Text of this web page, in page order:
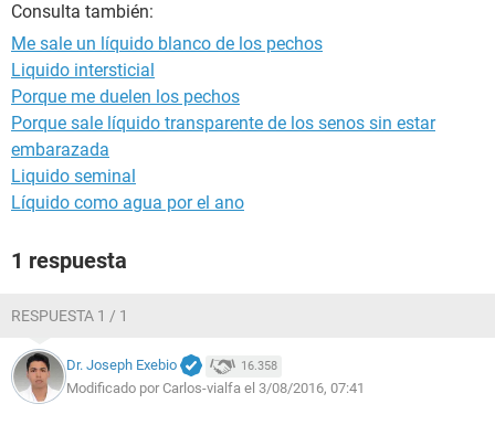
Consulta también:
Me sale un líquido blanco de los pechos
Liquido intersticial
Porque me duelen los pechos
Porque sale líquido transparente de los senos sin estar
embarazada
Liquido seminal
Líquido como agua por el ano
1 respuesta
RESPUESTA 1 / 1
Dr. Joseph Exebio 16.358
Modificado por Carlos-vialfa el 3/08/2016, 07:41